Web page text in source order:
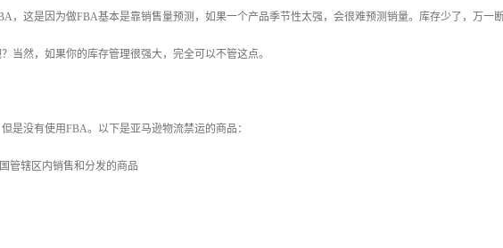
，这是因为做FBA基本是靠销售量预测，如果一个产品季节性太强，会很难预测销量。库存少了，万一
当然，如果你的库存管理很强大，完全可以不管这点。
是没有使用FBA。以下是亚马逊物流禁运的商品：
管辖区内销售和分发的商品